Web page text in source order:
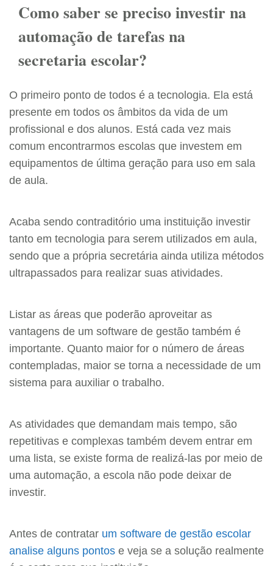
Como saber se preciso investir na
automação de tarefas na
secretaria escolar?
O primeiro ponto de todos é a tecnologia. Ela está
presente em todos os âmbitos da vida de um
profissional e dos alunos. Está cada vez mais
comum encontrarmos escolas que investem em
equipamentos de última geração para uso em sala
de aula.
Acaba sendo contraditório uma instituição investir
tanto em tecnologia para serem utilizados em aula,
sendo que a própria secretária ainda utiliza métodos
ultrapassados para realizar suas atividades.
Listar as áreas que poderão aproveitar as
vantagens de um software de gestão também é
importante. Quanto maior for o número de áreas
contempladas, maior se torna a necessidade de um
sistema para auxiliar o trabalho.
As atividades que demandam mais tempo, são
repetitivas e complexas também devem entrar em
uma lista, se existe forma de realizá-las por meio de
uma automação, a escola não pode deixar de
investir.
Antes de contratar um software de gestão escolar
analise alguns pontos e veja se a solução realmente